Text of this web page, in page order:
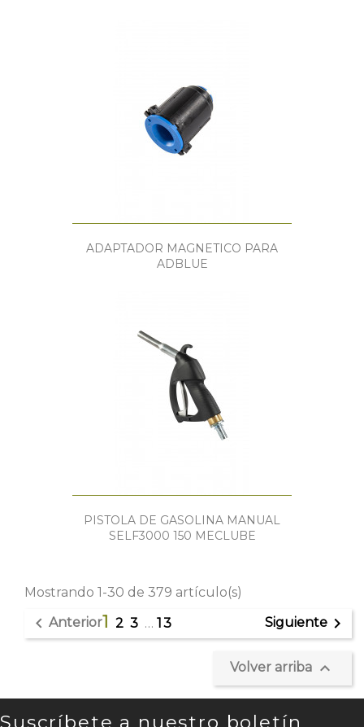
ADAPTADOR MAGNETICO PARA
ADBLUE
PISTOLA DE GASOLINA MANUAL
SELF3000 150 MECLUBE
Mostrando 1-30 de 379 artículo(s)
 Anterior1 2 3 … 13 Siguiente 
Volver arriba 
Suscríbete a nuestro boletín